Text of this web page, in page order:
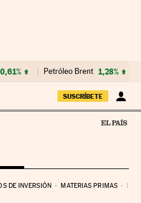
0,61% Petróleo Brent 1,28%
SUSCRÍBETE
DE INVERSIÓN MATERIAS PRIMAS